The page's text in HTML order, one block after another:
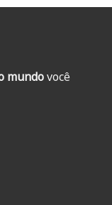
mundovocê